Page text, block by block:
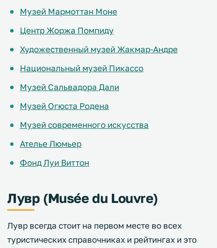
Музей Мармоттан Моне
Центр Жоржа Помпиду
Художественный музей Жакмар-Андре
Национальный музей Пикассо
Музей Сальвадора Дали
Музей Огюста Родена
Музей современного искусства
Ателье Люмьер
Фонд Луи Виттон
Лувр (Musée du Louvre)
Лувр всегда стоит на первом месте во всех
туристических справочниках и рейтингах и это